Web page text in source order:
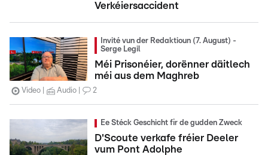
Verkéiersaccident
Invité vun der Redaktioun (7. August) -
Serge Legil
Méi Prisonéier, dorënner däitlech
méi aus dem Maghreb
Video Audio 2
Ee Stéck Geschicht fir de gudden Zweck
D'Scoute verkafe fréier Deeler
vum Pont Adolphe